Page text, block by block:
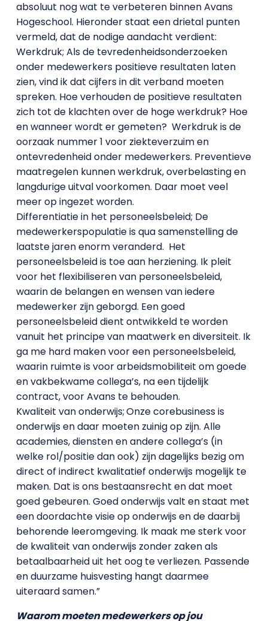
absoluut nog wat te verbeteren binnen Avans
Hogeschool. Hieronder staat een drietal punten
vermeld, dat de nodige aandacht verdient:
Werkdruk; Als de tevredenheidsonderzoeken
onder medewerkers positieve resultaten laten
zien, vind ik dat cijfers in dit verband moeten
spreken. Hoe verhouden de positieve resultaten
zich tot de klachten over de hoge werkdruk? Hoe
en wanneer wordt er gemeten? Werkdruk is de
oorzaak nummer 1 voor ziekteverzuim en
ontevredenheid onder medewerkers. Preventieve
maatregelen kunnen werkdruk, overbelasting en
langdurige uitval voorkomen. Daar moet veel
meer op ingezet worden.
Differentiatie in het personeelsbeleid; De
medewerkerspopulatie is qua samenstelling de
laatste jaren enorm veranderd. Het
personeelsbeleid is toe aan herziening. Ik pleit
voor het flexibiliseren van personeelsbeleid,
waarin de belangen en wensen van iedere
medewerker zijn geborgd. Een goed
personeelsbeleid dient ontwikkeld te worden
vanuit het principe van maatwerk en diversiteit. Ik
ga me hard maken voor een personeelsbeleid,
waarin ruimte is voor arbeidsmobiliteit om goede
en vakbekwame collega’s, na een tijdelijk
contract, voor Avans te behouden.
Kwaliteit van onderwijs;Onze corebusiness is
onderwijs en daar moeten zuinig op zijn. Alle
academies, diensten en andere collega’s (in
welke rol/positie dan ook) zijn dagelijks bezig om
direct of indirect kwalitatief onderwijs mogelijk te
maken. Dat is ons bestaansrecht en dat moet
goed gebeuren. Goed onderwijs valt en staat met
een doordachte visie op onderwijs en de daarbij
behorende leeromgeving. Ik maak me sterk voor
de kwaliteit van onderwijs zonder zaken als
betaalbaarheid uit het oog te verliezen. Passende
en duurzame huisvesting hangt daarmee
uiteraard samen.”
Waarom moeten medewerkers op jou